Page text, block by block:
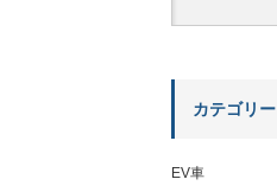
カテゴリー
EV車